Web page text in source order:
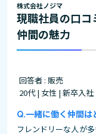
株式会社ノジマ
現職社員の口コ
仲間の魅力
回答者 : 販売
20代 | 女性 | 新卒入
一緒に働く仲間は
フレンドリーな人が